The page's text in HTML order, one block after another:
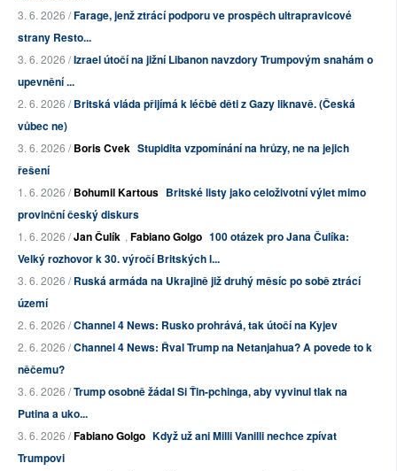
3. 6. 2026 /Farage, jenž ztrácí podporu ve prospěch ultrapravicové
strany Resto...
3. 6. 2026 /Izrael útočí na jižní Libanon navzdory Trumpovým snahám o
upevnění ...
2. 6. 2026 /Britská vláda přijímá k léčbě děti z Gazy liknavě. (Česká
vůbec ne)
3. 6. 2026 /Boris Cvek Stupidita vzpomínání na hrůzy, ne na jejich
řešení
1. 6. 2026 /Bohumil Kartous Britské listy jako celoživotní výlet mimo
provinční český diskurs
1. 6. 2026 /Jan Čulík , Fabiano Golgo 100 otázek pro Jana Čulíka:
Velký rozhovor k 30. výročí Britských l...
3. 6. 2026 /Ruská armáda na Ukrajině již druhý měsíc po sobě ztrácí
území
2. 6. 2026 /Channel 4 News: Rusko prohrává, tak útočí na Kyjev
2. 6. 2026 /Channel 4 News: Řval Trump na Netanjahua? A povede to k
něčemu?
3. 6. 2026 /Trump osobně žádal Si Ťin-pchinga, aby vyvinul tlak na
Putina a uko...
3. 6. 2026 /Fabiano Golgo Když už ani Milli Vanilli nechce zpívat
Trumpovi